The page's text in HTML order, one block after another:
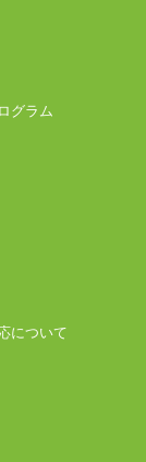
グラム
について